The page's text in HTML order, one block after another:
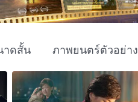
าดสั้น ภาพยนตร์ตัวอย่าง